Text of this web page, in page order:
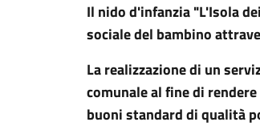
Il nido d'infanzia "L'Isola
sociale del bambino
La realizzazione di un
comunale al fine di
buoni standard di qualità